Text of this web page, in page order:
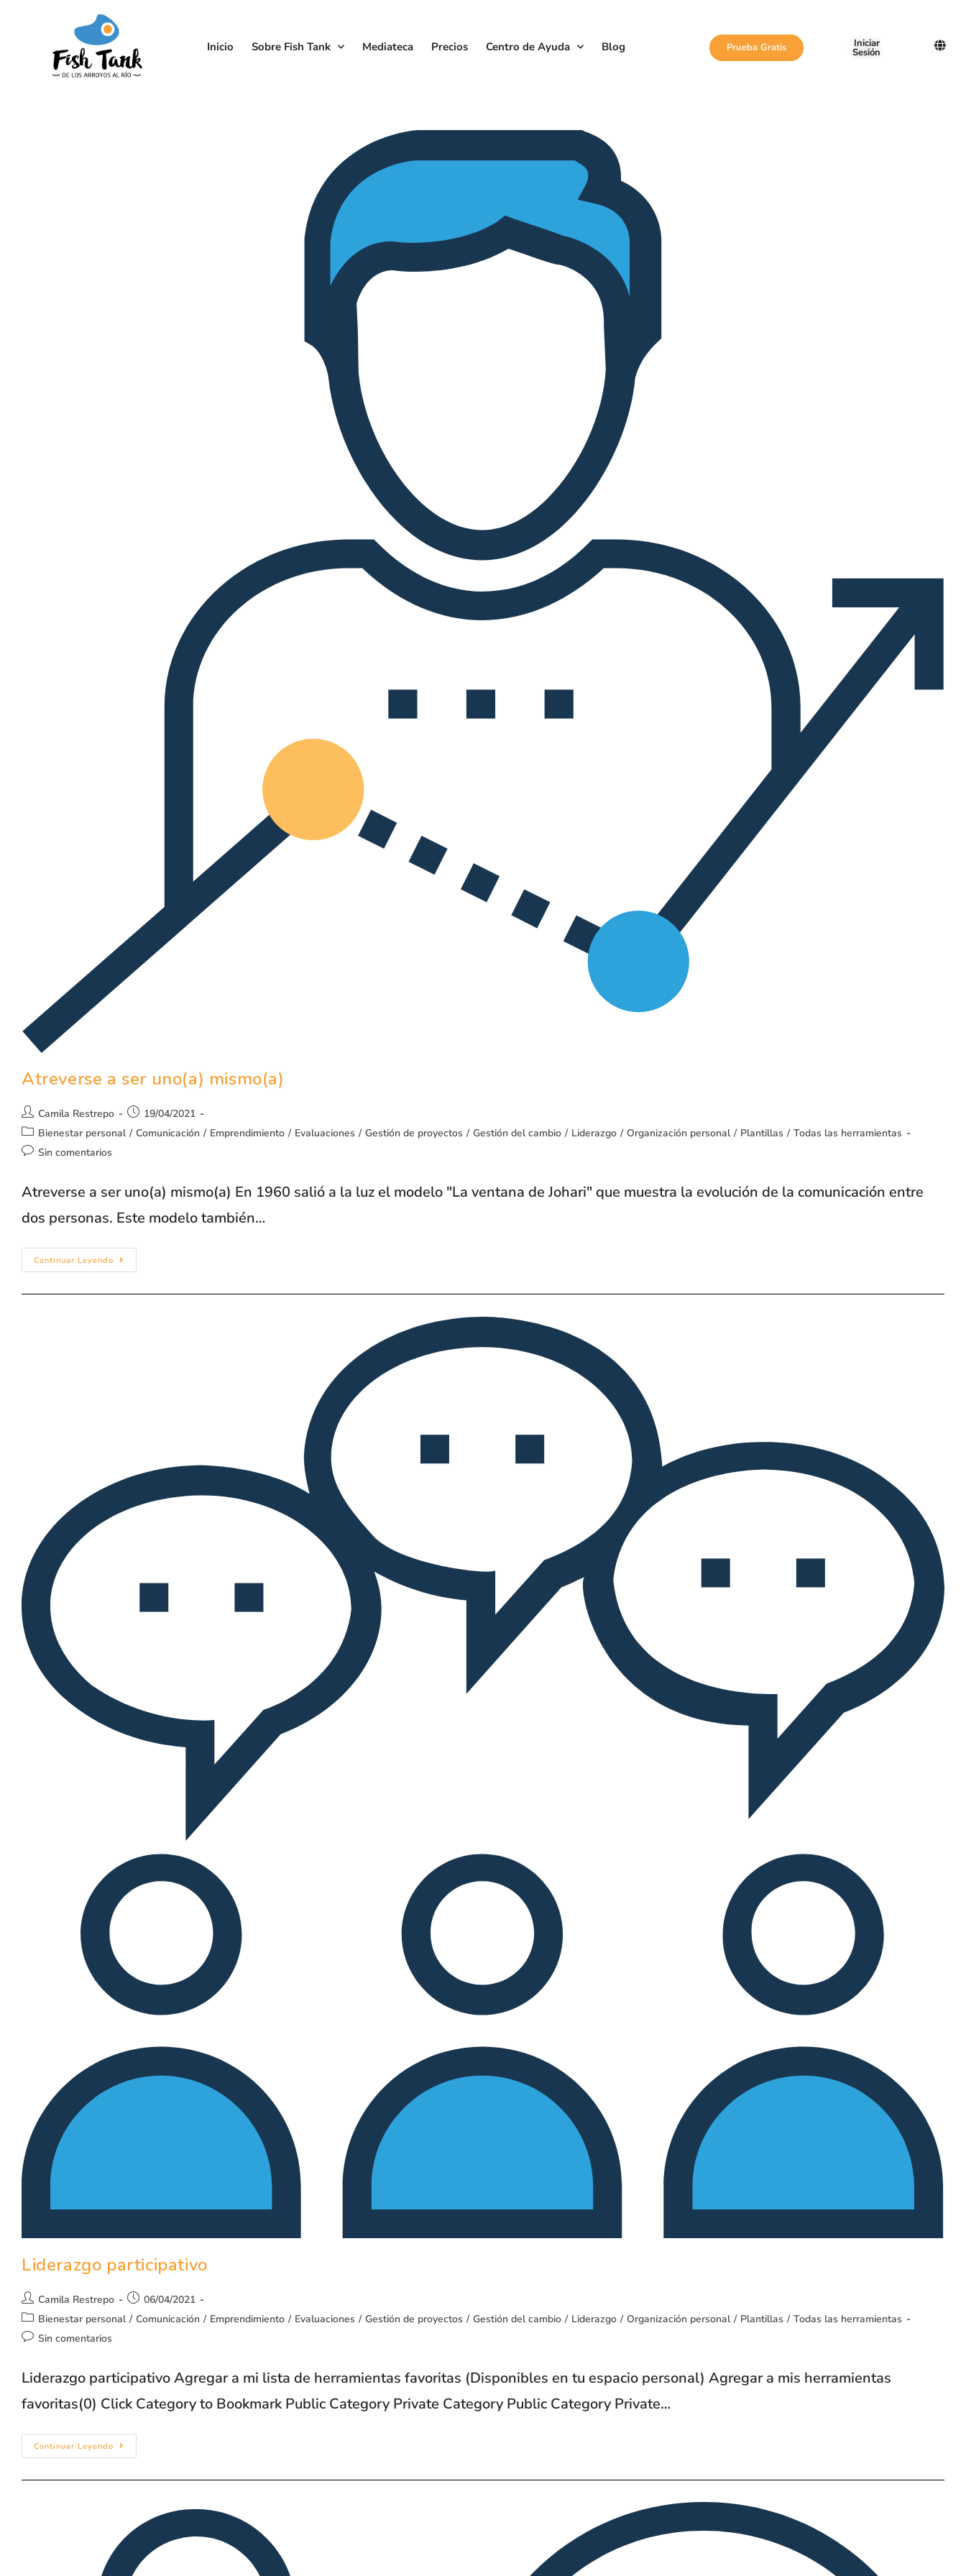
Inicio Sobre Fish Tank Mediateca Precios Centro de Ayuda Blog Prueba Gratis Iniciar
Sesión
Atreverse a ser uno(a) mismo(a)
Camila Restrepo
19/04/2021
Bienestar personal / Comunicación / Emprendimiento / Evaluaciones / Gestión de proyectos / Gestión del cambio / Liderazgo / Organización personal / Plantillas / Todas las herramientas
Sin comentarios
Atreverse a ser uno(a) mismo(a) En 1960 salió a la luz el modelo "La ventana de Johari" que muestra la evolución de la comunicación entre
dos personas. Este modelo también…
Continuar Leyendo
Liderazgo participativo
Camila Restrepo
06/04/2021
Bienestar personal / Comunicación / Emprendimiento / Evaluaciones / Gestión de proyectos / Gestión del cambio / Liderazgo / Organización personal / Plantillas / Todas las herramientas
Sin comentarios
Liderazgo participativo Agregar a mi lista de herramientas favoritas (Disponibles en tu espacio personal) Agregar a mis herramientas
favoritas(0) Click Category to Bookmark Public Category Private Category Public Category Private…
Continuar Leyendo